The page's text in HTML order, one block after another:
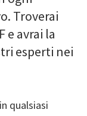
Troverai
e avrai la
esperti nei
qualsiasi